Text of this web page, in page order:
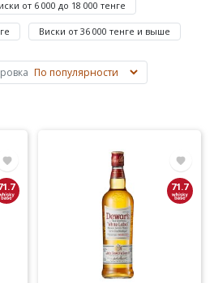
от 6 000 до 18 000 тенге
Виски от 36 000 тенге и выше
71.7